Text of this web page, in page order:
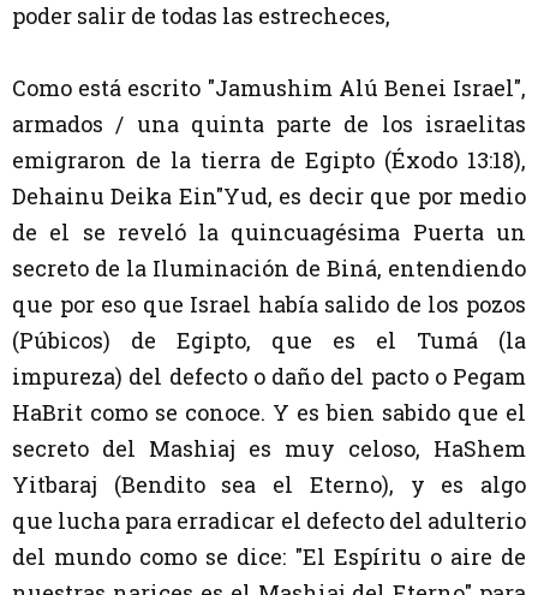
poder salir de todas las estrecheces,
Como está escrito "Jamushim Alú Benei Israel",
armados / una quinta parte de los israelitas
emigraron de la tierra de Egipto (Éxodo 13:18),
Dehainu Deika Ein"Yud, es decir que por medio
de el se reveló la quincuagésima Puerta un
secreto de la Iluminación de Biná, entendiendo
que por eso que Israel había salido de los pozos
(Púbicos) de Egipto, que es el Tumá (la
impureza) del defecto o daño del pacto o Pegam
HaBrit como se conoce. Y es bien sabido que el
secreto del Mashiaj es muy celoso, HaShem
Yitbaraj (Bendito sea el Eterno), y es algo
que lucha para erradicar el defecto del adulterio
del mundo como se dice: "El Espíritu o aire de